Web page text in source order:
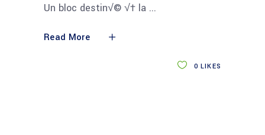
Un bloc destin√© √† la
Read More
0 LIKES